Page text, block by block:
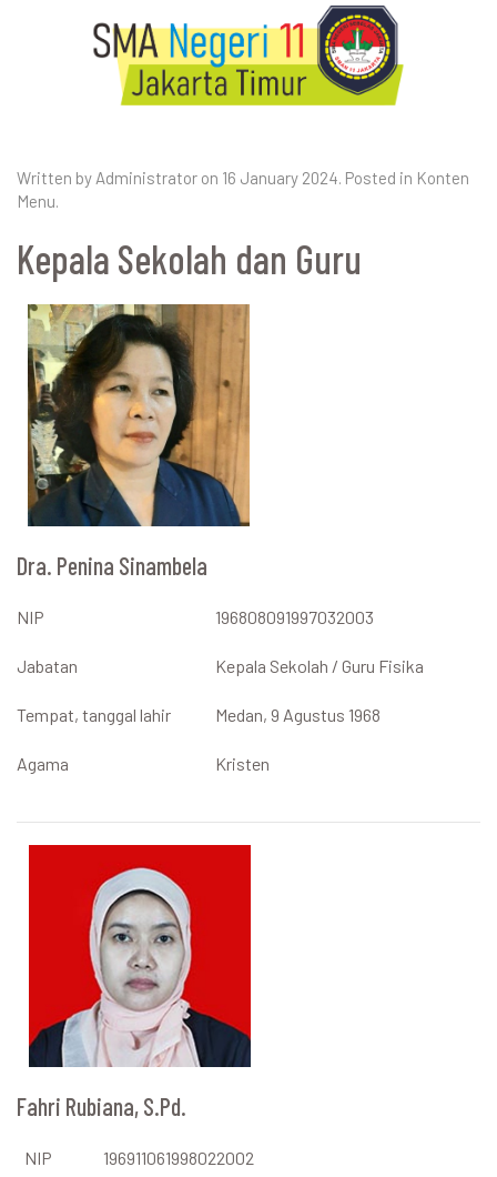
Written by Administrator on 16 January 2024. Posted in Konten
Menu.
Kepala Sekolah dan Guru
Dra. Penina Sinambela
NIP 196808091997032003
Jabatan Kepala Sekolah / Guru Fisika
Tempat, tanggal lahir Medan, 9 Agustus 1968
Agama Kristen
Fahri Rubiana, S.Pd.
NIP 196911061998022002